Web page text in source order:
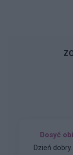
Dosyć
Dzień